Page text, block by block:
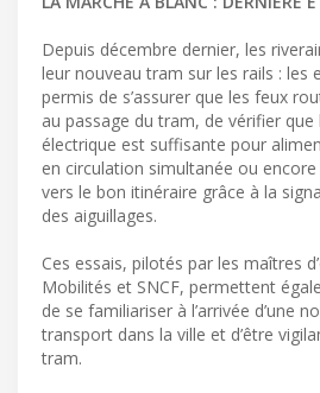
Depuis décembre dernier, les
leur nouveau tram sur les rails : les
permis de s’assurer que les feux
au passage du tram, de vérifier que
électrique est suffisante pour
en circulation simultanée ou encore
vers le bon itinéraire grâce à la
des aiguillages.
Ces essais, pilotés par les maîtres
Mobilités et SNCF, permettent
de se familiariser à l’arrivée d’une
transport dans la ville et d’être
tram.